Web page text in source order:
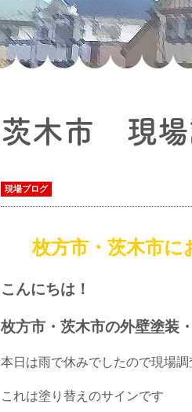
茨木市 現場
現場ブログ
枚方市・茨木市に
こんにちは！
枚方市・茨木市の外壁塗装
本日は雨で休みでしたので現場
これは塗り替えのサインです